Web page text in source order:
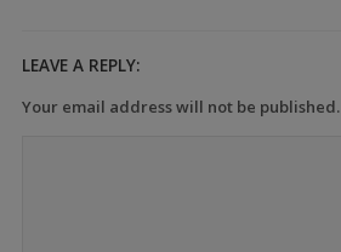
LEAVE A REPLY:
Your email address will not be published.